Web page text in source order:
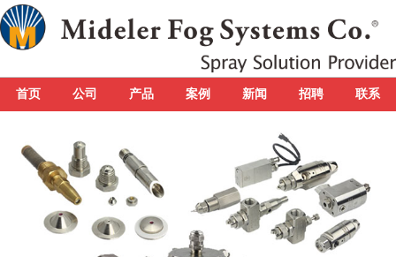
首页 公司 产品 案例 新闻 招聘 联系